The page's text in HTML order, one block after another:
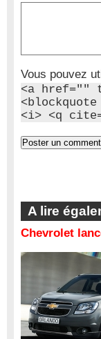
Vous pouvez
<a href=""
<i> <q
A lire
Chevrolet